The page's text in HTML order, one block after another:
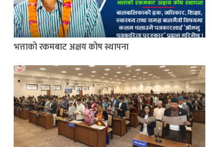
भत्ताको रकमबाट अक्षय कोष स्थापना